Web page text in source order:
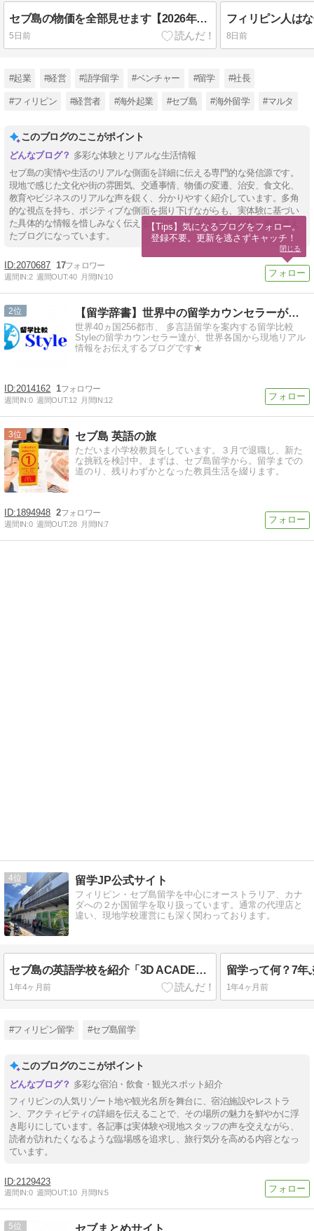
セブ島の物価を全部見せます【2026年最新版】10年前より本当に高くなった？
5日前 8日前
#起業 #経営 #語学留学 #ベンチャー #留学 #社長
#フィリピン #経営者 #海外起業 #セブ島 #海外留学 #マルタ
このブログのここがポイント
多彩な体験とリアルな生活情報
セブ島の実情や生活のリアルな側面を詳細に伝える専門的な発信源です。
現地で感じた文化や街の雰囲気、交通事情、物価の変遷、治安、食文化、
教育やビジネスのリアルな声を鋭く、分かりやすく紹介しています。多角
的な視点を持ち、ポジティブな側面を掘り下げながらも、実体験に基づい
た具体的な情報を惜しみなく伝えることで、興味深さと信頼性を兼ね備え
たブログになっています。
2070687 17
週間IN:2 週間OUT:40 月間IN:10
2 【留学辞書】世界中の留学カウンセラーが現地リアル情報をお届け
世界40ヵ国256都市、 多言語留学を案内する留学比較
Styleの留学カウンセラー達が、世界各国から現地リアル
情報をお伝えするブログです★
2014162 1
週間IN:0 週間OUT:12 月間IN:12
3 セブ島 英語の旅
ただいま小学校教員をしています。３月で退職し、新た
な挑戦を検討中。まずは、セブ島留学から。留学までの
道のり、残りわずかとなった教員生活を綴ります。
1894948 2
週間IN:0 週間OUT:28 月間IN:7
4 留学JP公式サイト
フィリピン・セブ島留学を中心にオーストラリア、カナ
ダへの２か国留学を取り扱っています。通常の代理店と
違い、現地学校運営にも深く関わっております。
セブ島の英語学校を紹介「3D ACADEMY」(3D アカデミー)
1年4ヶ月前
留学って何？7年
1年4ヶ月前
#フィリピン留学 #セブ島留学
このブログのここがポイント
多彩な宿泊・飲食・観光スポット紹介
フィリピンの人気リゾート地や観光名所を舞台に、宿泊施設やレストラ
ン、アクティビティの詳細を伝えることで、その場所の魅力を鮮やかに浮
き彫りにしています。各記事は実体験や現地スタッフの声を交えながら、
読者が訪れたくなるような臨場感を追求し、旅行気分を高める内容となっ
ています。
2129423
週間IN:0 週間OUT:10 月間IN:5
5 セブまとめサイト
【Tips】気になるブログをフォロー。
登録不要。更新を逃さずキャッチ！
閉じる